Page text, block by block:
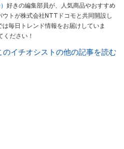
好きの編集部員が、人気商品やおすすめ
トが株式会社NTTドコモと共同開設し
毎日トレンド情報をお届けしていま
ください！
のイチオシストの他の記事を読む